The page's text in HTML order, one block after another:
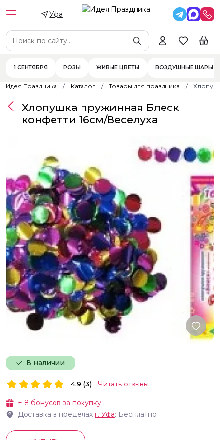
Уфа
1 СЕНТЯБРЯ РОЗЫ ЖИВЫЕ ЦВЕТЫ ВОЗДУШНЫЕ ШАРЫ
Идея Праздника Каталог Товары для праздника
В наличии
Хлопушка пружинная Блеск
конфетти 16см/Веселуха
+ 8 бонусов за покупку
Доставка в пределах г. Уфа: Бесплатно
4.9 (3) Читать отзывы